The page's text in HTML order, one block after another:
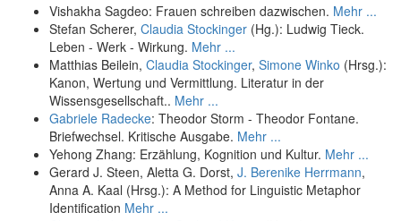
Vishakha Sagdeo: Frauen schreiben dazwischen. Mehr ...
Stefan Scherer, Claudia Stockinger (Hg.): Ludwig Tieck.
Leben - Werk - Wirkung. Mehr ...
Matthias Beilein, Claudia Stockinger, Simone Winko (Hrsg.):
Kanon, Wertung und Vermittlung. Literatur in der
Wissensgesellschaft.. Mehr ...
Gabriele Radecke: Theodor Storm - Theodor Fontane.
Briefwechsel. Kritische Ausgabe. Mehr ...
Yehong Zhang: Erzählung, Kognition und Kultur. Mehr ...
Gerard J. Steen, Aletta G. Dorst, J. Berenike Herrmann,
Anna A. Kaal (Hrsg.): A Method for Linguistic Metaphor
Identification Mehr ...